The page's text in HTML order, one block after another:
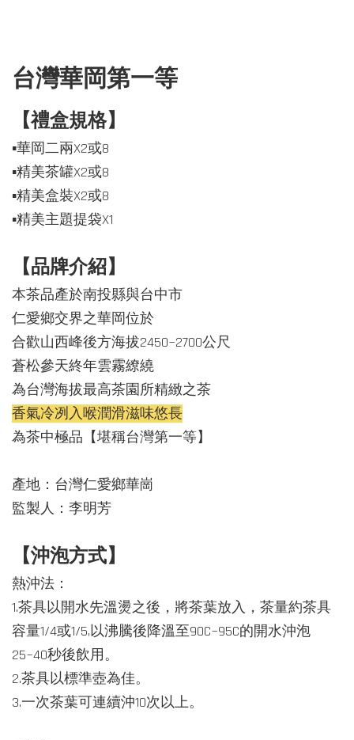
台灣華岡第一等
【禮盒規格】
▪️華岡二兩X2或8
▪️精美茶罐X2或8
▪️精美盒裝X2或8
▪️精美主題提袋X1
【品牌介紹】
本茶品產於南投縣與台中市
仁愛鄉交界之華岡位於
合歡山西峰後方海拔2450~2700公尺
蒼松參天終年雲霧繚繞
為台灣海拔最高茶園所精緻之茶
香氣冷冽入喉潤滑滋味悠長
為茶中極品【堪稱台灣第一等】
產地：台灣仁愛鄉華崗
監製人：李明芳
【沖泡方式】
熱沖法：
1.茶具以開水先溫燙之後，將茶葉放入，茶量約茶具
容量1/4或1/5,以沸騰後降溫至90C~95C的開水沖泡
25~40秒後飲用。
2.茶具以標準壺為佳。
3.一次茶葉可連續沖10次以上。